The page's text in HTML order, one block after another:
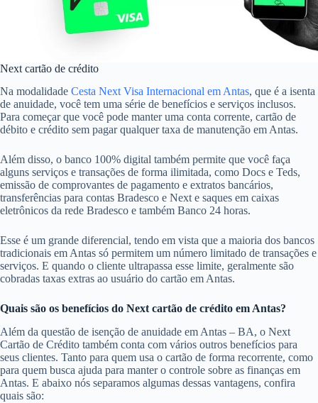
Next cartão de crédito
Na modalidade Cesta Next Visa Internacional em Antas, que é a isenta
de anuidade, você tem uma série de benefícios e serviços inclusos.
Para começar que você pode manter uma conta corrente, cartão de
débito e crédito sem pagar qualquer taxa de manutenção em Antas.
Além disso, o banco 100% digital também permite que você faça
alguns serviços e transações de forma ilimitada, como Docs e Teds,
emissão de comprovantes de pagamento e extratos bancários,
transferências para contas Bradesco e Next e saques em caixas
eletrônicos da rede Bradesco e também Banco 24 horas.
Esse é um grande diferencial, tendo em vista que a maioria dos bancos
tradicionais em Antas só permitem um número limitado de transações e
serviços. E quando o cliente ultrapassa esse limite, geralmente são
cobradas taxas extras ao usuário do cartão em Antas.
Quais são os benefícios do Next cartão de crédito em Antas?
Além da questão de isenção de anuidade em Antas – BA, o Next
Cartão de Crédito também conta com vários outros benefícios para
seus clientes. Tanto para quem usa o cartão de forma recorrente, como
para quem busca ajuda para manter o controle sobre as finanças em
Antas. E abaixo nós separamos algumas dessas vantagens, confira
quais são: